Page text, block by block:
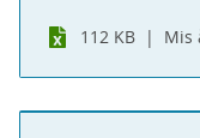
112 KB Mis